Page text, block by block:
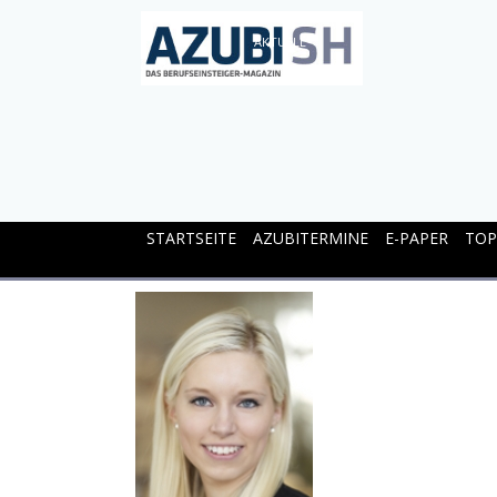
STARTSEITE AZUBITERMINE
AKTUELL
E-PAPER